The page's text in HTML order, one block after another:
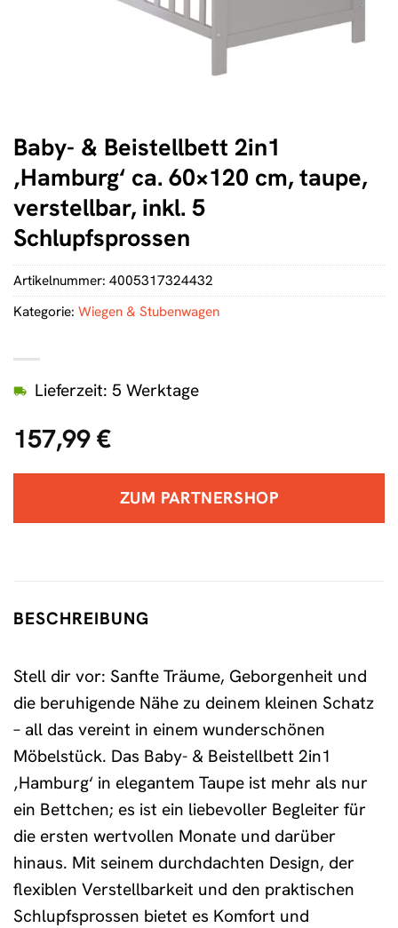
Baby- & Beistellbett 2in1
‚Hamburg‘ ca. 60×120 cm, taupe,
verstellbar, inkl. 5
Schlupfsprossen
157,99€
Lieferzeit: 5 Werktage
ZUM PARTNERSHOP
Artikelnummer: 4005317324432
Kategorie: Wiegen & Stubenwagen
BESCHREIBUNG
Stell dir vor: Sanfte Träume, Geborgenheit und
die beruhigende Nähe zu deinem kleinen Schatz
– all das vereint in einem wunderschönen
Möbelstück. Das Baby- & Beistellbett 2in1
‚Hamburg‘ in elegantem Taupe ist mehr als nur
ein Bettchen; es ist ein liebevoller Begleiter für
die ersten wertvollen Monate und darüber
hinaus. Mit seinem durchdachten Design, der
flexiblen Verstellbarkeit und den praktischen
Schlupfsprossen bietet es Komfort und